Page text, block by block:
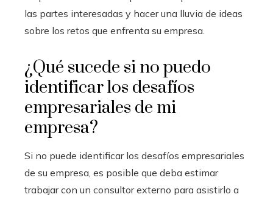
las partes interesadas y hacer una lluvia de ideas
sobre los retos que enfrenta su empresa.
¿Qué sucede si no puedo
identificar los desafíos
empresariales de mi
empresa?
Si no puede identificar los desafíos empresariales
de su empresa, es posible que deba estimar
trabajar con un consultor externo para asistirlo a